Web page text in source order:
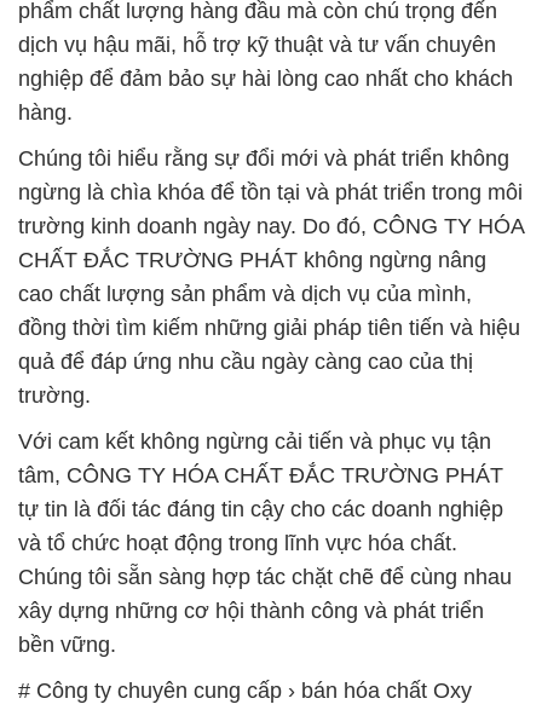
phẩm chất lượng hàng đầu mà còn chú trọng đến
dịch vụ hậu mãi, hỗ trợ kỹ thuật và tư vấn chuyên
nghiệp để đảm bảo sự hài lòng cao nhất cho khách
hàng.
Chúng tôi hiểu rằng sự đổi mới và phát triển không
ngừng là chìa khóa để tồn tại và phát triển trong môi
trường kinh doanh ngày nay. Do đó, CÔNG TY HÓA
CHẤT ĐẮC TRƯỜNG PHÁT không ngừng nâng
cao chất lượng sản phẩm và dịch vụ của mình,
đồng thời tìm kiếm những giải pháp tiên tiến và hiệu
quả để đáp ứng nhu cầu ngày càng cao của thị
trường.
Với cam kết không ngừng cải tiến và phục vụ tận
tâm, CÔNG TY HÓA CHẤT ĐẮC TRƯỜNG PHÁT
tự tin là đối tác đáng tin cậy cho các doanh nghiệp
và tổ chức hoạt động trong lĩnh vực hóa chất.
Chúng tôi sẵn sàng hợp tác chặt chẽ để cùng nhau
xây dựng những cơ hội thành công và phát triển
bền vững.
# Công ty chuyên cung cấp › bán hóa chất Oxy